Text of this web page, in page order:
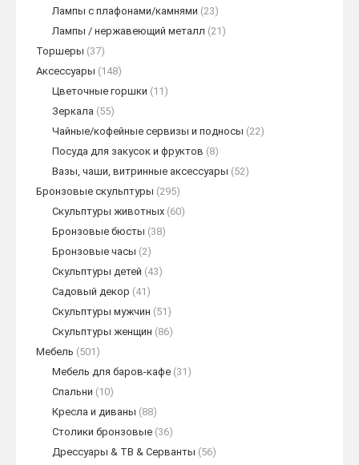
Лампы с плафонами/камнями (23)
Лампы / нержавеющий металл (21)
Торшеры (37)
Аксессуары (148)
Цветочные горшки (11)
Зеркала (55)
Чайные/кофейные сервизы и подносы (22)
Посуда для закусок и фруктов (8)
Вазы, чаши, витринные аксессуары (52)
Бронзовые скульптуры (295)
Скульптуры животных (60)
Бронзовые бюсты (38)
Бронзовые часы (2)
Скульптуры детей (43)
Садовый декор (41)
Скульптуры мужчин (51)
Скульптуры женщин (86)
Мебель (501)
Мебель для баров-кафе (31)
Спальни (10)
Кресла и диваны (88)
Столики бронзовые (36)
Дрессуары & ТВ & Серванты (56)